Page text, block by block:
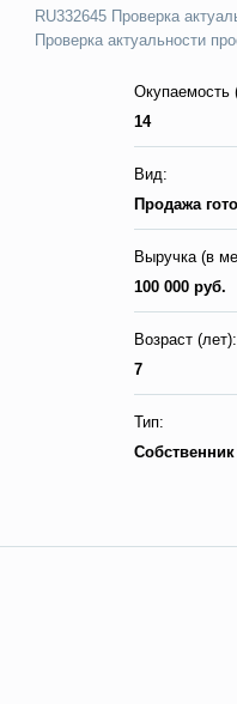
RU332645 Проверка
Проверка актуальности
Окупаемость
14
Вид:
Продажа
Выручка (в
100 000 руб.
Возраст (лет):
7
Тип:
Собственник